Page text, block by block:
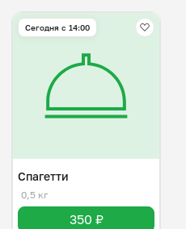
Сегодня с 14:00
Спагетти
0,5 кг
350 ₽